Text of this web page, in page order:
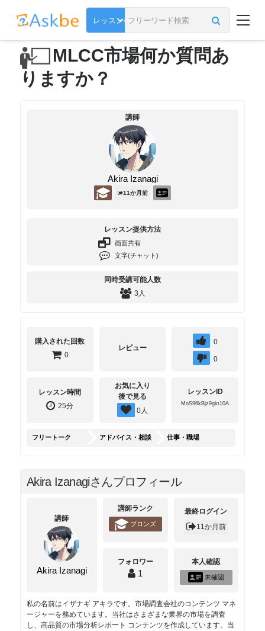
MLCC市場何か質問あ
りますか？
講師
Akira Izanagi
11か月前
レッスン提供方法
画面共有
文字(チャット)
同時受講可能人数
3人
購入された回数
0
レビュー
0
0
レッスン時間
25分
お気に入り
後で見る
0人
レッスンID
MoS96kBjz9gkt10A
フリートーク アドバイス・相談 仕事・職場
Akira Izanagiさんプロフィール
講師
Akira Izanagi
講師ランク
ブロンズ
最終ログイン
11か月前
フォロワー
1
本人確認
未確認
私の名前はイザナギ アキラです。市場調査会社のコンテンツ マネ
ージャーを務めています。当社はさまざまな業界の市場を調査
し、高品質の市場分析レポート コンテンツを作成しています。当